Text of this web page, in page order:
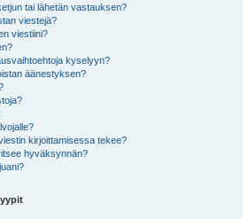
tai lähetän vastauksen?
viestejä?
viestiini?
kyselyyn?
äänestyksen?
kirjoittamisessa tekee?
hyväksynnän?